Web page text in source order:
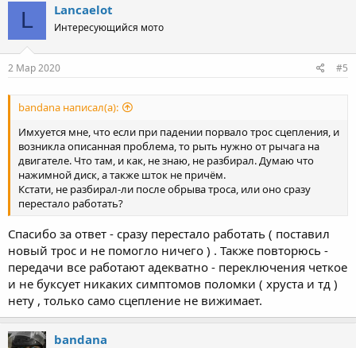
L Lancaelot
Интересующийся мото
2 Мар 2020 #5
bandana написал(а):
Имхуется мне, что если при падении порвало трос сцепления, и
возникла описанная проблема, то рыть нужно от рычага на
двигателе. Что там, и как, не знаю, не разбирал. Думаю что
нажимной диск, а также шток не причём.
Кстати, не разбирал-ли после обрыва троса, или оно сразу
перестало работать?
Спасибо за ответ - сразу перестало работать ( поставил
новый трос и не помогло ничего ) . Также повторюсь -
передачи все работают адекватно - переключения четкое
и не буксует никаких симптомов поломки ( хруста и тд )
нету , только само сцепление не вижимает.
bandana